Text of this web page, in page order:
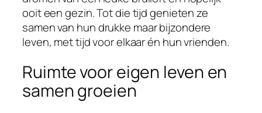
ooit een gezin. Tot die tijd genieten ze
samen van hun drukke maar bijzondere
leven, met tijd voor elkaar én hun vrienden.
Ruimte voor eigen leven en
samen groeien